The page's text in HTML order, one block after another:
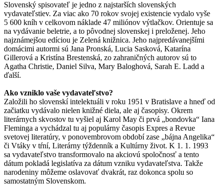
Slovenský spisovateľ je jedno z najstarších slovenských
vydavateľstiev. Za viac ako 70 rokov svojej existencie vydalo vyše
5 600 kníh v celkovom náklade 47 miliónov výtlačkov. Orientuje sa
na vydávanie beletrie, a to pôvodnej slovenskej i preloženej. Jeho
najznámejšou edíciou je Zelená knižnica. Jeho najpredávanejšími
domácimi autormi sú Jana Pronská, Lucia Sasková, Katarína
Gillerová a Kristína Brestenská, zo zahraničných autorov sú to
Agatha Christie, Daniel Silva, Mary Baloghová, Sarah E. Ladd a
ďalší.
Ako vzniklo vaše vydavateľstvo?
Založili ho slovenskí intelektuáli v roku 1951 v Bratislave a hneď od
začiatku vydávalo nielen knižné diela, ale aj časopisy. Okrem
literárnych skvostov tu vyšiel aj Karol May či prvá „bondovka“ Iana
Fleminga a vychádzal tu aj populárny časopis Expres a Revue
svetovej literatúry, v ponovembrovom období zase „bájna Angelika“
či Vtáky v tŕní, Literárny týždenník a Kultúrny život. K 1. 1. 1993
sa vydavateľstvo transformovalo na akciovú spoločnosť a tento
dátum pokladá legislatíva za dátum vzniku vydavateľstva. Takže
narodeniny môžeme oslavovať dvakrát, raz dokonca spolu so
samostatným Slovenskom.